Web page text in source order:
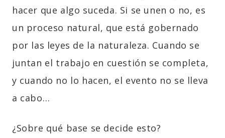
hacer que algo suceda. Si se unen o no, es
un proceso natural, que está gobernado
por las leyes de la naturaleza. Cuando se
juntan el trabajo en cuestión se completa,
y cuando no lo hacen, el evento no se lleva
a cabo…
¿Sobre qué base se decide esto?